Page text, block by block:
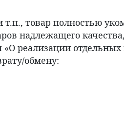
т.п., товар полностью
надлежащего
реализации
обмену: